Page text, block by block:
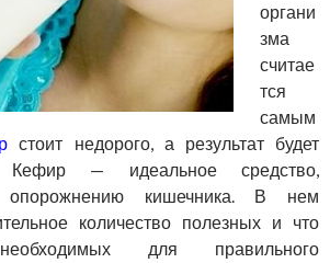
органи
зма
считае
тся
самым
стоит недорого, а результат будет
Кефир — идеальное средство,
опорожнению кишечника. В нем
количество полезных и что
для правильного